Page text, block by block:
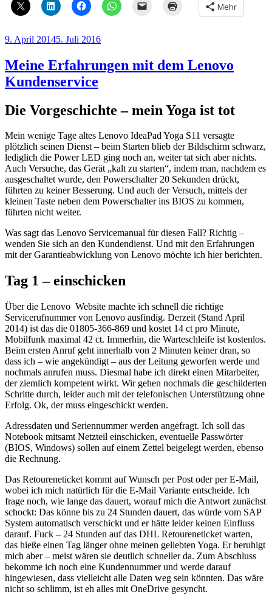
Mehr
Veröffentlicht
9. April 20145. Juli 2016
Meine Erfahrungen mit dem Lenovo
Kundenservice
Die Vorgeschichte – mein Yoga ist tot
Mein wenige Tage altes Lenovo IdeaPad Yoga S11 versagte
plötzlich seinen Dienst – beim Starten blieb der Bildschirm schwarz,
lediglich die Power LED ging noch an, weiter tat sich aber nichts.
Auch Versuche, das Gerät „kalt zu starten“, indem man, nachdem es
ausgeschaltet wurde, den Powerschalter 20 Sekunden drückt,
führten zu keiner Besserung. Und auch der Versuch, mittels der
kleinen Taste neben dem Powerschalter ins BIOS zu kommen,
führten nicht weiter.
Was sagt das Lenovo Servicemanual für diesen Fall? Richtig –
wenden Sie sich an den Kundendienst. Und mit den Erfahrungen
mit der Garantieabwicklung von Lenovo möchte ich hier berichten.
Tag 1 – einschicken
Über die Lenovo Website machte ich schnell die richtige
Servicerufnummer von Lenovo ausfindig. Derzeit (Stand April
2014) ist das die 01805-366-869 und kostet 14 ct pro Minute,
Mobilfunk maximal 42 ct. Immerhin, die Warteschleife ist kostenlos.
Beim ersten Anruf geht innerhalb von 2 Minuten keiner dran, so
dass ich – wie angekündigt – aus der Leitung geworfen werde und
nochmals anrufen muss. Diesmal habe ich direkt einen Mitarbeiter,
der ziemlich kompetent wirkt. Wir gehen nochmals die geschilderten
Schritte durch, leider auch mit der telefonischen Unterstützung ohne
Erfolg. Ok, der muss eingeschickt werden.
Adressdaten und Seriennummer werden angefragt. Ich soll das
Notebook mitsamt Netzteil einschicken, eventuelle Passwörter
(BIOS, Windows) sollen auf einem Zettel beigelegt werden, ebenso
die Rechnung.
Das Retoureneticket kommt auf Wunsch per Post oder per E-Mail,
wobei ich mich natürlich für die E-Mail Variante entscheide. Ich
frage noch, wie lange das dauert, worauf mich die Antwort zunächst
schockt: Das könne bis zu 24 Stunden dauert, das würde vom SAP
System automatisch verschickt und er hätte leider keinen Einfluss
darauf. Fuck – 24 Stunden auf das DHL Retoureneticket warten,
das hieße einen Tag länger ohne meinen geliebten Yoga. Er beruhigt
mich aber – meist wären sie deutlich schneller da. Zum Abschluss
bekomme ich noch eine Kundennummer und werde darauf
hingewiesen, dass vielleicht alle Daten weg sein könnten. Das wäre
nicht so schlimm, ist eh alles mit OneDrive gesyncht.